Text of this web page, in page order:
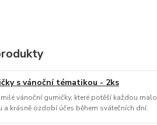
s vánoční tématikou - 2ks
vánoční gumičky, které potěší každou
a krásně ozdobí účes během svátečních dní.